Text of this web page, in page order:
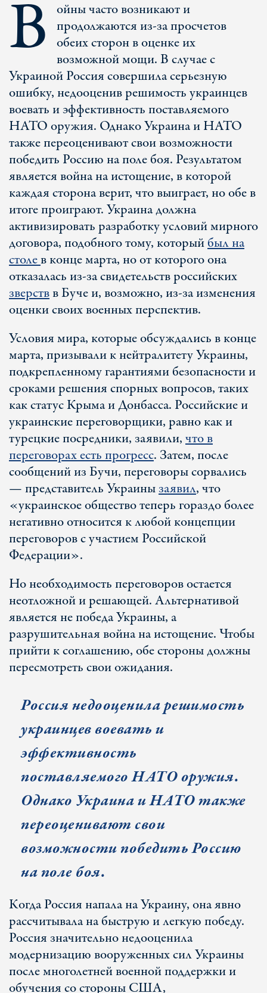
В ойны часто возникают и
продолжаются из-за просчетов
обеих сторон в оценке их
возможной мощи. В случае с
Украиной Россия совершила серьезную
ошибку, недооценив решимость украинцев
воевать и эффективность поставляемого
НАТО оружия. Однако Украина и НАТО
также переоценивают свои возможности
победить Россию на поле боя. Результатом
является война на истощение, в которой
каждая сторона верит, что выиграет, но обе в
итоге проиграют. Украина должна
активизировать разработку условий мирного
договора, подобного тому, которыйбыл на
столев конце марта, но от которого она
отказалась из-за свидетельств российских
зверствв Буче и, возможно, из-за изменения
оценки своих военных перспектив.
Условия мира, которые обсуждались в конце
марта, призывали к нейтралитету Украины,
подкрепленному гарантиями безопасности и
сроками решения спорных вопросов, таких
как статус Крыма и Донбасса. Российские и
украинские переговорщики, равно как и
турецкие посредники, заявили,что в
переговорах есть прогресс. Затем, после
сообщений из Бучи, переговоры сорвались
— представитель Украинызаявил, что
«украинское общество теперь гораздо более
негативно относится к любой концепции
переговоров с участием Российской
Федерации».
Но необходимость переговоров остается
неотложной и решающей. Альтернативой
является не победа Украины, а
разрушительная война на истощение. Чтобы
прийти к соглашению, обе стороны должны
пересмотреть свои ожидания.
Россия недооценила решимость
украинцев воевать и
эффективность
поставляемого НАТО оружия.
Однако Украина и НАТО также
переоценивают свои
возможности победить Россию
на поле боя.
Когда Россия напала на Украину, она явно
рассчитывала на быструю и легкую победу.
Россия значительно недооценила
модернизацию вооруженных сил Украины
после многолетней военной поддержки и
обучения со стороны США,